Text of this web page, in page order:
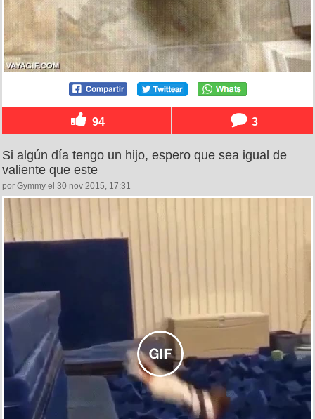
94 3
Si algún día tengo un hijo, espero que sea igual de
valiente que este
por Gymmy el 30 nov 2015, 17:31